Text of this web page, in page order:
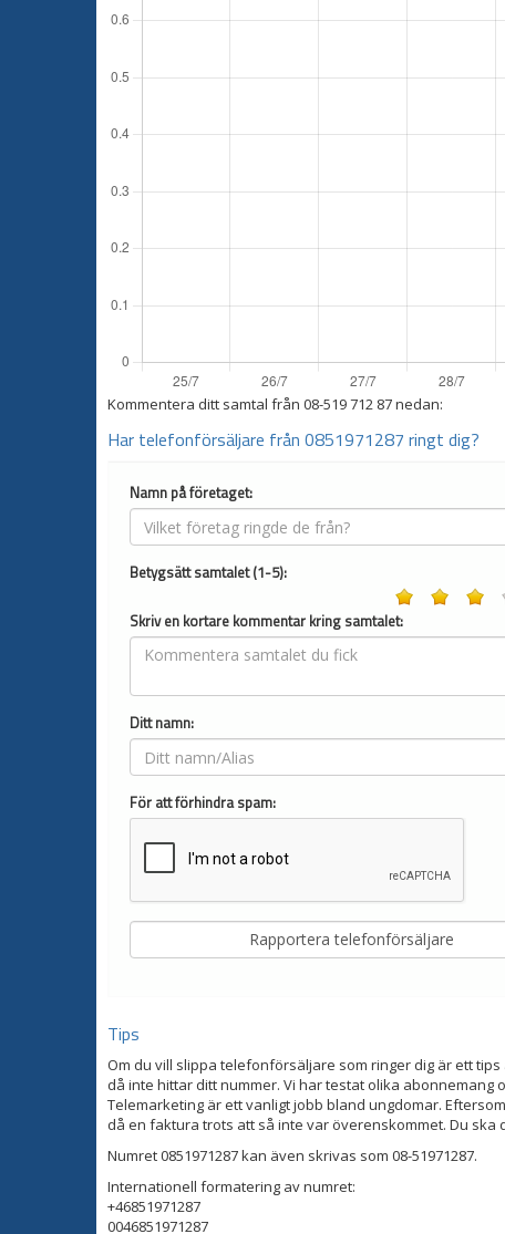
Kommentera ditt samtal från 08-519 712 87nedan:
Har telefonförsäljare från 0851971287 ringt dig?
Namn på företaget:
Betygsätt samtalet (1-5):
Skriv en kortare kommentar kring samtalet:
Ditt namn:
För att förhindra spam:
Tips
Om du vill slippa telefonförsäljare som ringer dig är ett
då inte hittar ditt nummer. Vi har testat olika
Telemarketing är ett vanligt jobb bland ungdomar.
då en faktura trots att så inte var överenskommet. Du
Numret 0851971287 kan även skrivas som 08-51971287.
Internationell formatering av numret:
+46851971287
0046851971287